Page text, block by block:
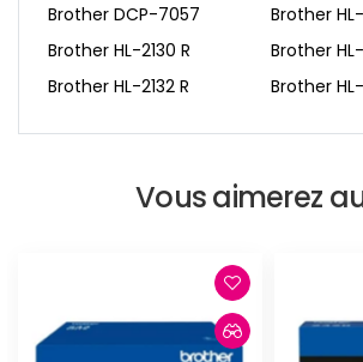
Brother DCP-7057
Brother
Brother HL-2130 R
Brother
Brother HL-2132 R
Brother
Vous aimerez